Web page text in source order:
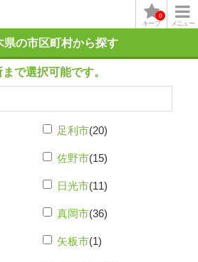
メニュー
キープ
0
県の市区町村から探す
で選択可能です。
足利市(20)
佐野市(15)
日光市(11)
真岡市(36)
矢板市(1)